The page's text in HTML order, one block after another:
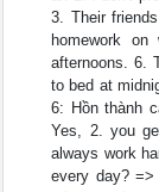
3. Their
homework
afternoons. 6.
to bed at
6: Hồn thành
Yes, 2. you
always work
every day?